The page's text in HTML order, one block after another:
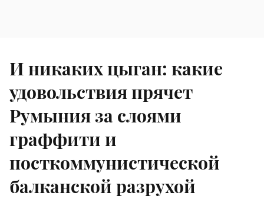
И никаких цыган: какие
удовольствия прячет
Румыния за слоями
граффити и
посткоммунистической
балканской разрухой